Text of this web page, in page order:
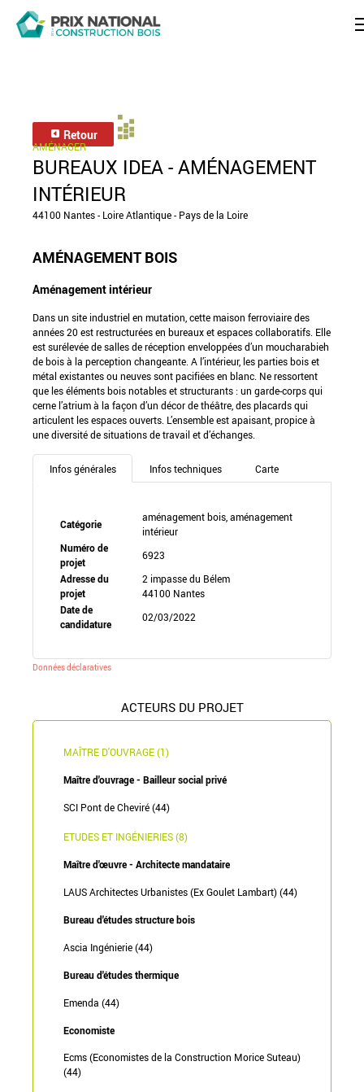
Retour
AMÉNAGER
BUREAUX IDEA - AMÉNAGEMENT
INTÉRIEUR
44100 Nantes - Loire Atlantique - Pays de la Loire
AMÉNAGEMENT BOIS
Aménagement intérieur
Dans un site industriel en mutation, cette maison ferroviaire des
années 20 est restructurées en bureaux et espaces collaboratifs. Elle
est surélevée de salles de réception enveloppées d’un moucharabieh
de bois à la perception changeante. A l’intérieur, les parties bois et
métal existantes ou neuves sont pacifiées en blanc. Ne ressortent
que les éléments bois notables et structurants : un garde-corps qui
cerne l’atrium à la façon d’un décor de théâtre, des placards qui
articulent les espaces ouverts. L’ensemble est apaisant, propice à
une diversité de situations de travail et d’échanges.
Infos générales Infos techniques Carte
Catégorie
aménagement bois, aménagement
intérieur
Numéro de
projet
6923
Adresse du
projet
2 impasse du Bélem
44100 Nantes
Date de
candidature
02/03/2022
Données déclaratives
ACTEURS DU PROJET
MAÎTRE D'OUVRAGE (1)
Maître d'ouvrage - Bailleur social privé
SCI Pont de Cheviré (44)
ETUDES ET INGÉNIERIES (8)
Maître d'œuvre - Architecte mandataire
LAUS Architectes Urbanistes (Ex Goulet Lambart) (44)
Bureau d'études structure bois
Ascia Ingénierie (44)
Bureau d'études thermique
Emenda (44)
Economiste
Ecms (Economistes de la Construction Morice Suteau)
(44)